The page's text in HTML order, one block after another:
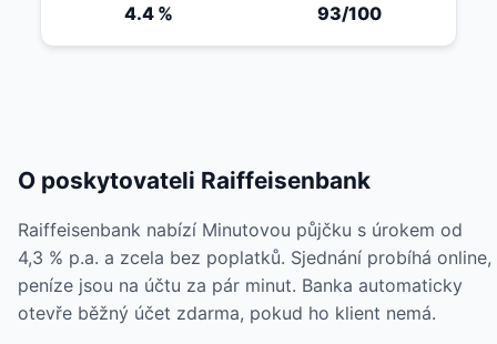
4.4 % 93/100
O poskytovateli Raiffeisenbank
Raiffeisenbank nabízí Minutovou půjčku s úrokem od
4,3 % p.a. a zcela bez poplatků. Sjednání probíhá online,
peníze jsou na účtu za pár minut. Banka automaticky
otevře běžný účet zdarma, pokud ho klient nemá.